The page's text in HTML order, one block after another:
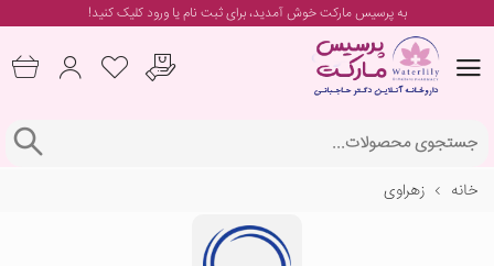
به پرسیس مارکت خوش آمدید، برایثبت نام یا ورودکلیک کنید!
خانه زهراوی